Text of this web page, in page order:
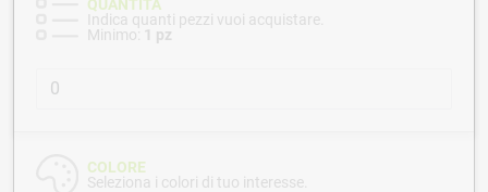
QUANTITÀ
Indica quanti pezzi vuoi acquistare.
Minimo: 1 pz
COLORE
Seleziona i colori di tuo interesse.